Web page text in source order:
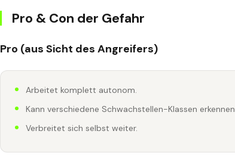
Pro & Con der Gefahr
Pro (aus Sicht des Angreifers)
Arbeitet komplett autonom.
Kann verschiedene Schwachstellen-Klassen erkennen.
Verbreitet sich selbst weiter.